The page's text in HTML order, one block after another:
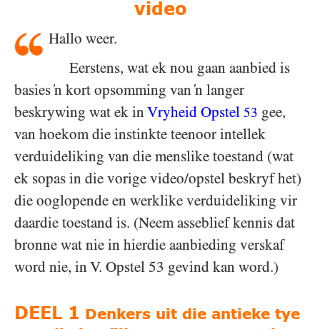
video
Hallo weer.
Eerstens, wat ek nou gaan aanbied is
basies ‘n kort opsomming van ‘n langer
beskrywing wat ek in Vryheid Opstel 53 gee,
van hoekom die instinkte teenoor intellek
verduideliking van die menslike toestand (wat
ek sopas in die vorige video/​opstel beskryf het)
die ooglopende en werklike verduideliking vir
daardie toestand is. (Neem asseblief kennis dat
bronne wat nie in hierdie aanbieding verskaf
word nie, in V. Opstel 53 gevind kan word.)
DEEL 1 Denkers uit die antieke tye